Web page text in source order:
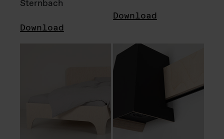
Sternbach
Download
Download